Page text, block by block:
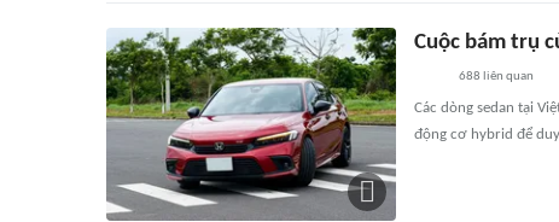
Cuộc bám trụ
688 liên quan
Các dòng sedan tại
động cơ hybrid để